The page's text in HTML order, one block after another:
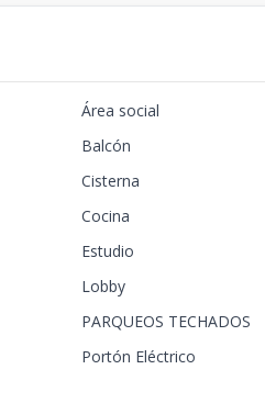
Área social
Balcón
Cisterna
Cocina
Estudio
Lobby
PARQUEOS TECHADOS
Portón Eléctrico